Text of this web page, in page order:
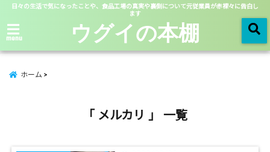
日々の生活で気になったことや、食品工場の真実や裏側について元従業員が赤裸々に告白し
ます
menu ウグイの本棚
ホーム
「 メルカリ 」 一覧